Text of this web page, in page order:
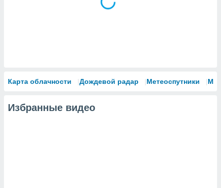
Карта облачности Дождевой радар Метеоспутники
Избранные видео